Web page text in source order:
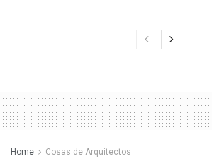
Home Cosas de Arquitectos